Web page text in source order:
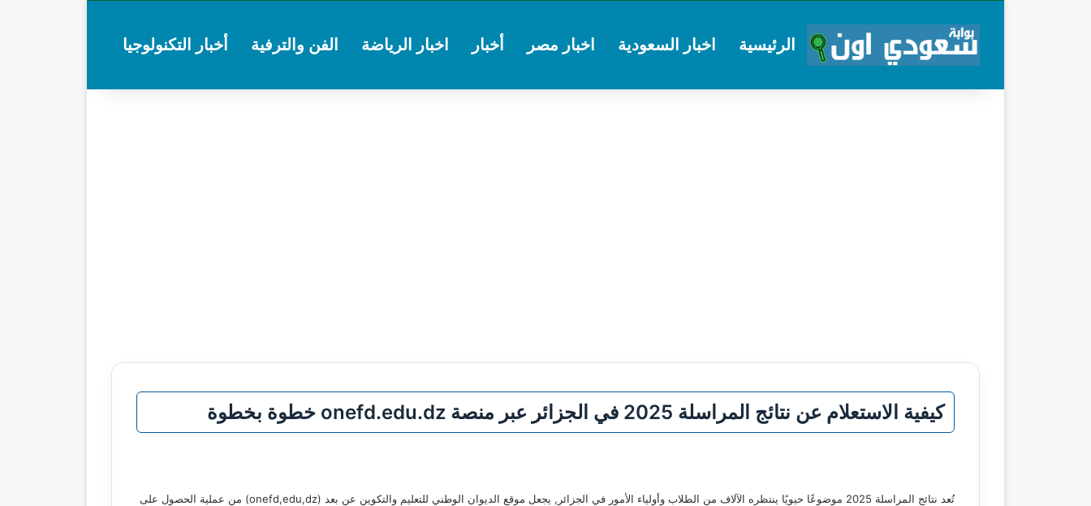
الرئيسية اخبار السعودية اخبار مصر أخبار اخبار الرياضة الفن والترفية أخبار التكنولوجيا
كيفية الاستعلام عن نتائج المراسلة 2025 في الجزائر عبر منصة onefd.edu.dz خطوة بخطوة
تُعد نتائج المراسلة 2025 موضوعًا حيويًا ينتظره الآلاف من الطلاب وأولياء الأمور في الجزائر, يجعل موقع الديوان الوطني للتعليم والتكوين عن بعد (onefd,edu,dz) من عملية الحصول على